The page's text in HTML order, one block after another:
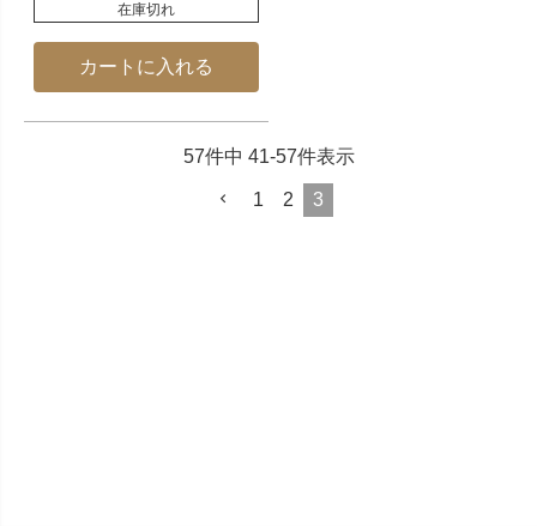
在庫切れ
カートに入れる
57件中 41-57件表示
1 2 3